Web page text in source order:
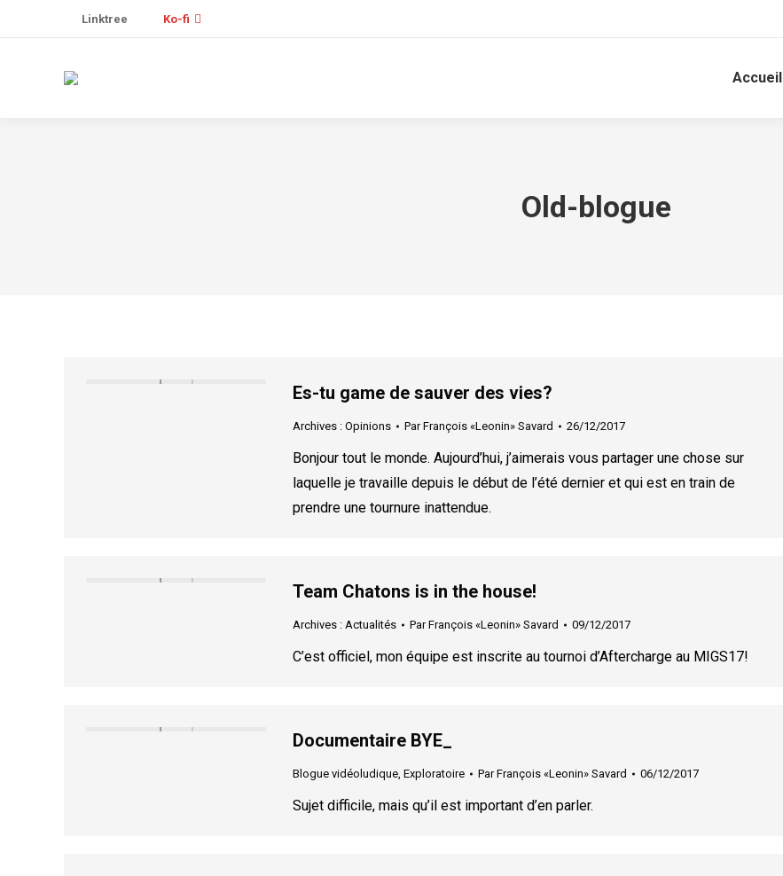
Linktree Ko-fi
Accueil
Old-blogue
Es-tu game de sauver des vies?
Archives : Opinions ParFrançois «Leonin» Savard 26/12/2017
Bonjour tout le monde. Aujourd’hui, j’aimerais vous partager une chose sur
laquelle je travaille depuis le début de l’été dernier et qui est en train de
prendre une tournure inattendue.
Team Chatons is in the house!
Archives : Actualités ParFrançois «Leonin» Savard 09/12/2017
C’est officiel, mon équipe est inscrite au tournoi d’Aftercharge au MIGS17!
Documentaire BYE_
Blogue vidéoludique, Exploratoire ParFrançois «Leonin» Savard 06/12/2017
Sujet difficile, mais qu’il est important d’en parler.